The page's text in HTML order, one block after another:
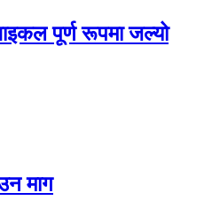
पूर्ण रूपमा जल्यो
माग